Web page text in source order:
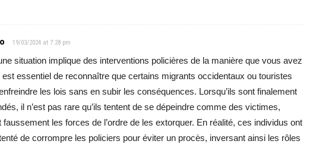
19/03/2024 at 7:28 pm
situation implique des interventions policières de la manière que vous avez
est essentiel de reconnaître que certains migrants occidentaux ou touristes
les lois sans en subir les conséquences. Lorsqu’ils sont finalement
il n’est pas rare qu’ils tentent de se dépeindre comme des victimes,
faussement les forces de l’ordre de les extorquer. En réalité, ces individus ont
de corrompre les policiers pour éviter un procès, inversant ainsi les rôles